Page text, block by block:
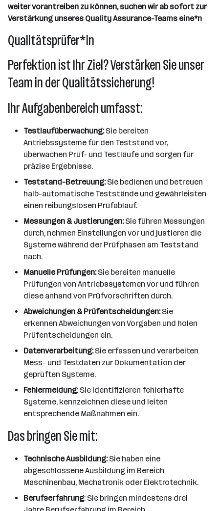
weiter vorantreiben zu können, suchen wir ab sofort zur
Verstärkung unseres Quality Assurance-Teams eine*n
Qualitätsprüfer*in
Perfektion ist Ihr Ziel? Verstärken Sie unser
Team in der Qualitätssicherung!
Ihr Aufgabenbereich umfasst:
Testlaufüberwachung:Sie bereiten
Antriebssysteme für den Teststand vor,
überwachen Prüf- und Testläufe und sorgen für
präzise Ergebnisse.
Teststand-Betreuung:Sie bedienen und betreuen
halb-automatische Teststände und gewährleisten
einen reibungslosen Prüfablauf.
Messungen & Justierungen:Sie führen Messungen
durch, nehmen Einstellungen vor und justieren die
Systeme während der Prüfphasen am Teststand
nach.
Manuelle Prüfungen:Sie bereiten manuelle
Prüfungen von Antriebssystemen vor und führen
diese anhand von Prüfvorschriften durch.
Abweichungen & Prüfentscheidungen:Sie
erkennen Abweichungen von Vorgaben und holen
Prüfentscheidungen ein.
Datenverarbeitung:Sie erfassen und verarbeiten
Mess- und Testdaten zur Dokumentation der
geprüften Systeme.
Fehlermeldung: Sie identifizieren fehlerhafte
Systeme, kennzeichnen diese und leiten
entsprechende Maßnahmen ein.
Das bringen Sie mit:
Technische Ausbildung:Sie haben eine
abgeschlossene Ausbildung im Bereich
Maschinenbau, Mechatronik oder Elektrotechnik.
Berufserfahrung: Sie bringen mindestens drei